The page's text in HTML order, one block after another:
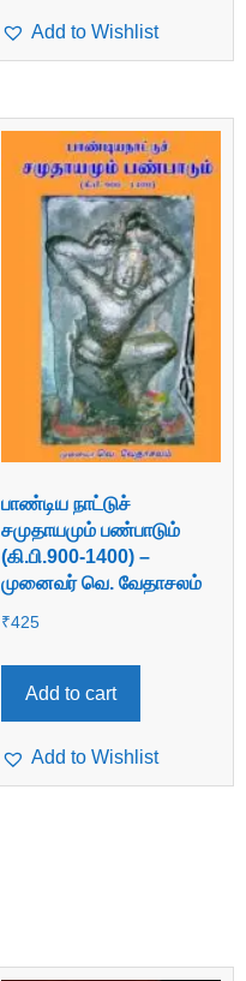
Add to Wishlist
பாண்டிய நாட்டுச்
சமுதாயமும் பண்பாடும்
(கி.பி.900-1400) –
முனைவர் வெ. வேதாசலம்
₹425
Add to cart
Add to Wishlist